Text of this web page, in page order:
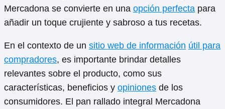
Mercadona se convierte en una opción perfecta para
añadir un toque crujiente y sabroso a tus recetas.
En el contexto de un sitio web de información útil para
compradores, es importante brindar detalles
relevantes sobre el producto, como sus
características, beneficios y opiniones de los
consumidores. El pan rallado integral Mercadona